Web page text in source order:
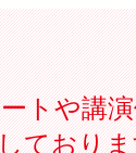
トや講
ており